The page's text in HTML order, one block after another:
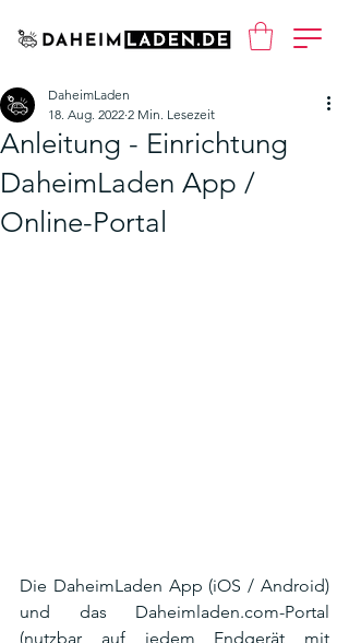
Anleitung - Einrichtung
DaheimLaden App /
Online-Portal
DaheimLaden
18. Aug. 2022 2 Min. Lesezeit
Die DaheimLaden App (iOS / Android)
und das Daheimladen.com-Portal
(nutzbar auf jedem Endgerät mit